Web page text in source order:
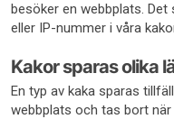
besöker en webbplats.
eller IP-nummer i våra
Kakor sparas olika
En typ av kaka sparas
webbplats och tas bort när